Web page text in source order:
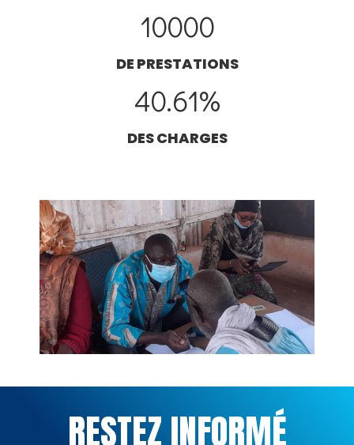
10000
DE PRESTATIONS
40.61%
DES CHARGES
RESTEZ INFORMÉ